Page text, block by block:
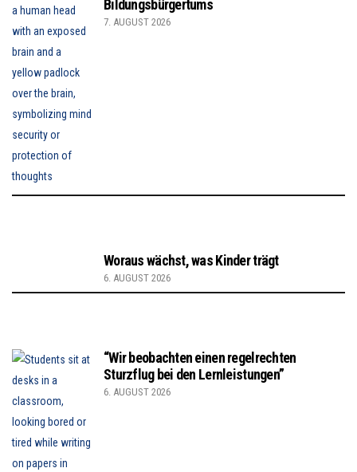
Bildungsbürgertums
7. AUGUST 2026
Woraus wächst, was Kinder trägt
6. AUGUST 2026
“Wir beobachten einen regelrechten
Sturzflug bei den Lernleistungen”
6. AUGUST 2026